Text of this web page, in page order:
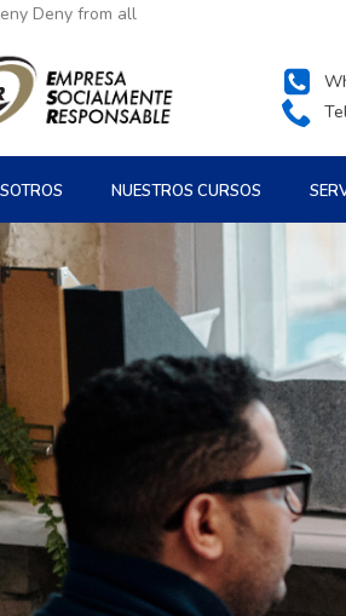
Deny from all
NUESTROS CURSOS